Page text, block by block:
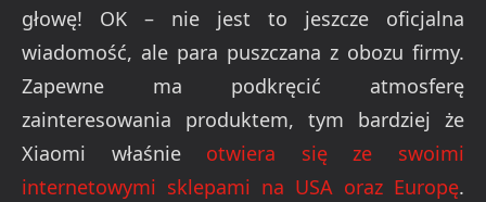
głowę! OK – nie jest to jeszcze oficjalna
wiadomość, ale para puszczana z obozu firmy.
Zapewne ma podkręcić atmosferę
zainteresowania produktem, tym bardziej że
Xiaomi właśnie otwiera się ze swoimi
internetowymi sklepami na USA oraz Europę.